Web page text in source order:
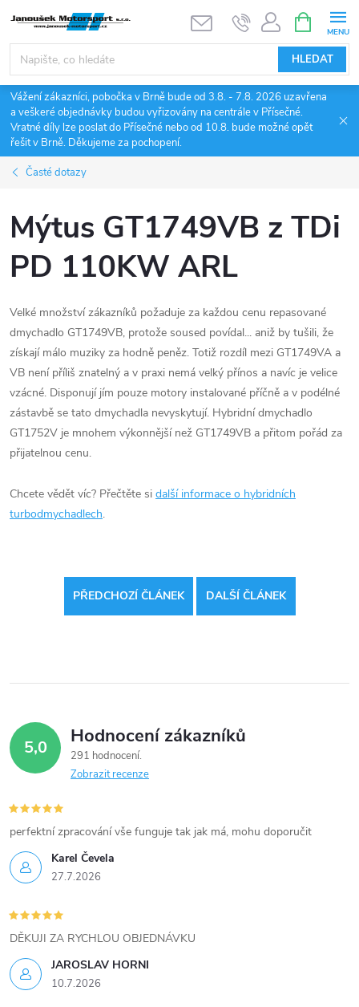
obsah
HLEDAT
NÁKUPNÍ
KOŠÍK
Vážení zákazníci, pobočka v Brně bude od 3.8. - 7.8. 2026 uzavřena
a veškeré objednávky budou vyřizovány na centrále v Přísečné.
Vratné díly lze poslat do Přísečné nebo od 10.8. bude možné opět
řešit v Brně. Děkujeme za pochopení.
Časté dotazy
Mýtus GT1749VB z TDi
PD 110KW ARL
Velké množství zákazníků požaduje za každou cenu repasované
dmychadlo GT1749VB, protože soused povídal... aniž by tušili, že
získají málo muziky za hodně peněz. Totiž rozdíl mezi GT1749VA a
VB není příliš znatelný a v praxi nemá velký přínos a navíc je velice
vzácné. Disponují jím pouze motory instalované příčně a v podélné
zástavbě se tato dmychadla nevyskytují. Hybridní dmychadlo
GT1752V je mnohem výkonnější než GT1749VB a přitom pořád za
přijatelnou cenu.
Chcete vědět víc? Přečtěte si další informace o hybridních
turbodmychadlech.
PŘEDCHOZÍ ČLÁNEK DALŠÍ ČLÁNEK
5,0 Hodnocení zákazníků
291 hodnocení
Zobrazit recenze
Karel Čevela
27.7.2026
perfektní zpracování vše funguje tak jak má, mohu doporučit
JAROSLAV HORNI
10.7.2026
DĚKUJI ZA RYCHLOU OBJEDNÁVKU